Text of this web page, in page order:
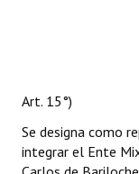
Art. 15°)
Se designa como
integrar el Ente